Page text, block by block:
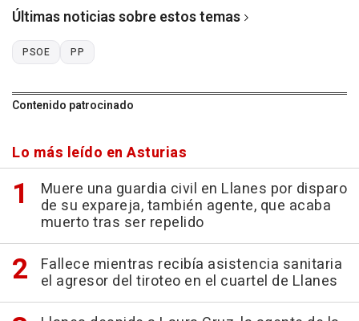
Últimas noticias sobre estos temas
PSOE PP
Contenido patrocinado
Lo más leído en Asturias
Muere una guardia civil en Llanes por disparo
de su expareja, también agente, que acaba
muerto tras ser repelido
Fallece mientras recibía asistencia sanitaria
el agresor del tiroteo en el cuartel de Llanes